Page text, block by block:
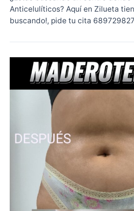
Anticelulíticos? Aquí en Zilueta
buscando!, pide tu cita 689729827